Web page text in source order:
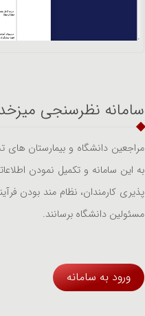
سامانه نظرسنجی
مراجعین دانشگاه و بیمارستان های
به این سامانه و تکمیل نمودن
پذیری کارمندان، نظام مند بودن
مسئولین دانشگاه برسانند.
ورود به سامانه